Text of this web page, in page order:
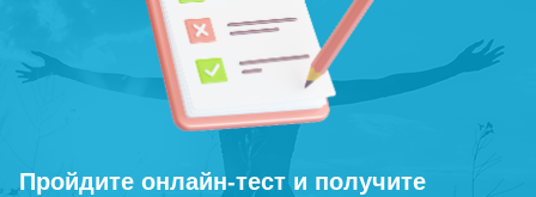
Пройдите онлайн-тест и получите